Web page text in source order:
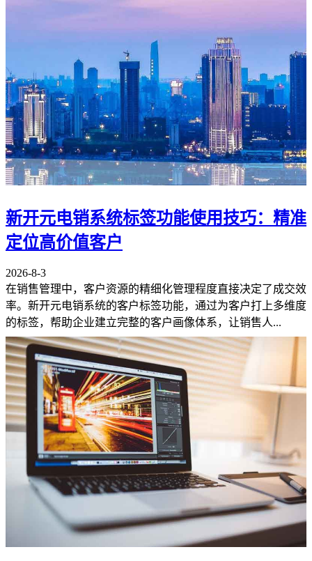
新开元电销系统标签功能使用技巧：精准
定位高价值客户
2026-8-3
在销售管理中，客户资源的精细化管理程度直接决定了成交效
率。新开元电销系统的客户标签功能，通过为客户打上多维度
的标签，帮助企业建立完整的客户画像体系，让销售人...